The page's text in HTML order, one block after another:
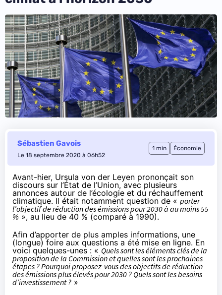
Sébastien Gavois
Le 18 septembre 2020 à 06h52
1 min Économie
Avant-hier, Ursula von der Leyen prononçait son
discours sur l’État de l’Union, avec plusieurs
annonces autour de l’écologie et du réchauffement
climatique. Il était notamment question de « porter
l’objectif de réduction des émissions pour 2030 à au moins 55
% », au lieu de 40 % (comparé à 1990).
Afin d’apporter de plus amples informations, une
(longue) foire aux questions a été mise en ligne. En
voici quelques-unes : « Quels sont les éléments clés de la
proposition de la Commission et quelles sont les prochaines
étapes ? Pourquoi proposez-vous des objectifs de réduction
des émissions plus élevés pour 2030 ? Quels sont les besoins
d’investissement ? »